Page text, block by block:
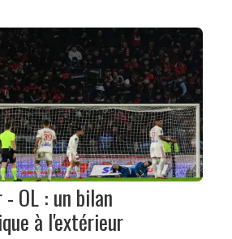
OL : un bilan
à l'extérieur